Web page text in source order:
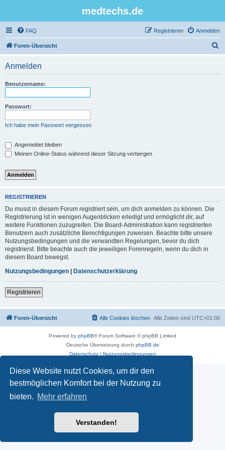
Diese Website nutzt Cookies, um dir den
bestmöglichen Komfort bei der Nutzung zu
bieten. Mehr erfahren
Verstanden!
medtechs.de
FAQ Anmelden
Registrieren
Foren-Übersicht
Anmelden
Benutzername:
Passwort:
Ich habe mein Passwort vergessen
Angemeldet bleiben
Meinen Online-Status während dieser Sitzung verbergen
REGISTRIEREN
Du musst in diesem Forum registriert sein, um dich anmelden zu können. Die
Registrierung ist in wenigen Augenblicken erledigt und ermöglicht dir, auf
weitere Funktionen zuzugreifen. Die Board-Administration kann registrierten
Benutzern auch zusätzliche Berechtigungen zuweisen. Beachte bitte unsere
Nutzungsbedingungen und die verwandten Regelungen, bevor du dich
registrierst. Bitte beachte auch die jeweiligen Forenregeln, wenn du dich in
diesem Board bewegst.
Nutzungsbedingungen | Datenschutzerklärung
Registrieren
Foren-Übersicht Alle Zeiten sind UTC+01:00
Alle Cookies löschen
Powered by phpBB® Forum Software © phpBB Limited
Deutsche Übersetzung durch phpBB.de
Datenschutz| Nutzungsbedingungen